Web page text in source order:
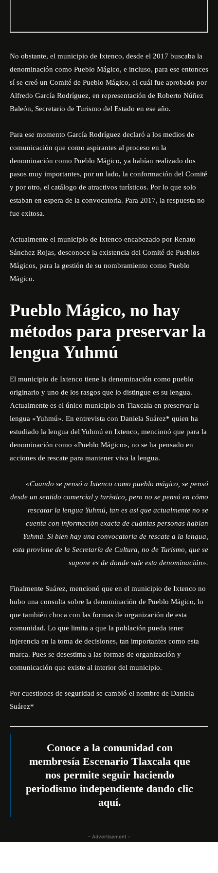
No obstante, el municipio de Ixtenco, desde el 2017 buscaba la
denominación como Pueblo Mágico, e incluso, para ese entonces
sí se creó un Comité de Pueblo Mágico, el cuál fue aprobado por
Alfredo García Rodríguez, en representación de Roberto Núñez
Baleón, Secretario de Turismo del Estado en ese año.
Para ese momento García Rodríguez declaró a los medios de
comunicación que como aspirantes al proceso en la
denominación como Pueblo Mágico, ya habían realizado dos
pasos muy importantes, por un lado, la conformación del Comité
y por otro, el catálogo de atractivos turísticos. Por lo que solo
estaban en espera de la convocatoria. Para 2017, la respuesta no
fue exitosa.
Actualmente el municipio de Ixtenco encabezado por Renato
Sánchez Rojas, desconoce la existencia del Comité de Pueblos
Mágicos, para la gestión de su nombramiento como Pueblo
Mágico.
Pueblo Mágico, no hay
métodos para preservar la
lengua Yuhmú
El municipio de Ixtenco tiene la denominación como pueblo
originario y uno de los rasgos que lo distingue es su lengua.
Actualmente es el único municipio en Tlaxcala en preservar la
lengua «Yuhmú». En entrevista con Daniela Suárez* quien ha
estudiado la lengua del Yuhmú en Ixtenco, mencionó que para la
denominación como «Pueblo Mágico», no se ha pensado en
acciones de rescate para mantener viva la lengua.
«Cuando se pensó a Ixtenco como pueblo mágico, se pensó
desde un sentido comercial y turístico, pero no se pensó en cómo
rescatar la lengua Yuhmú, tan es así que actualmente no se
cuenta con información exacta de cuántas personas hablan
Yuhmú. Si bien hay una convocatoria de rescate a la lengua,
esta proviene de la Secretaría de Cultura, no de Turismo, que se
supone es de donde sale esta denominación».
Finalmente Suárez, mencionó que en el municipio de Ixtenco no
hubo una consulta sobre la denominación de Pueblo Mágico, lo
que también choca con las formas de organización de esta
comunidad. Lo que limita a que la población pueda tener
injerencia en la toma de decisiones, tan importantes como esta
marca. Pues se desestima a las formas de organización y
comunicación que existe al interior del municipio.
Por cuestiones de seguridad se cambió el nombre de Daniela
Suárez*
Conoce a la comunidad con
membresía Escenario Tlaxcala que
nos permite seguir haciendo
periodismo independiente dando clic
aquí.
- Advertisement -